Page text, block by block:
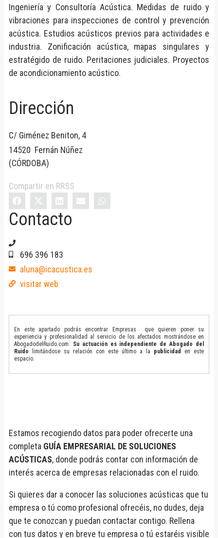
Ingeniería y Consultoría Acústica. Medidas de ruido y
vibraciones para inspecciones de control y prevención
acústica. Estudios acústicos previos para actividades e
industria. Zonificación acústica, mapas singulares y
estratégido de ruido. Peritaciones judiciales. Proyectos
de acondicionamiento acústico.
Dirección
C/ Giménez Beniton, 4
14520 Fernán Núñez
(CÓRDOBA)
Compartir en RRSS
Contacto
696 396 183
aluna@icacustica.es
visitar web
En este apartado podrás encontrar Empresas que quieren poner su
experiencia y profesionalidad al servicio de los afectados mostrándose en
AbogadodelRuido.com. Su actuación es independiente de Abogado del
Ruido limitándose su relación con este último a la publicidad
en este
espacio.
Estamos recogiendo datos para poder ofrecerte una
completa GUÍA EMPRESARIAL DE SOLUCIONES
ACÚSTICAS, donde podrás contar con información de
interés acerca de empresas relacionadas con el ruido.
Si quieres dar a conocer las soluciones acústicas que tu
empresa o tú como profesional ofrecéis, no dudes, deja
que te conozcan y puedan contactar contigo. Rellena
con tus datos y en breve tu empresa o tú estaréis visible